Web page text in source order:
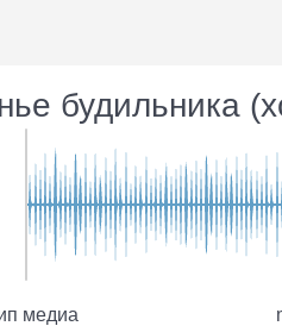
будильника
медиа